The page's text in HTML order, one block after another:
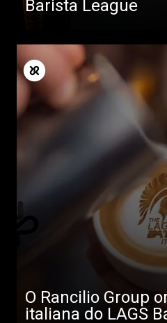
Barista League
O Rancilio Group
italiana do LAGS